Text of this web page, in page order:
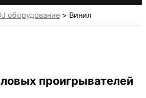
оборудование Винил
проигрывателей